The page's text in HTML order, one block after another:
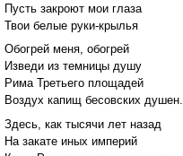
Пусть закроют мои глаза
Твои белые руки-крылья
Обогрей меня, обогрей
Изведи из темницы душу
Рима Третьего площадей
Воздух капищ бесовских душен.
Здесь, как тысячи лет назад
На закате иных империй